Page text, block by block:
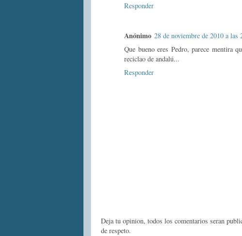
Responder
Anónimo 28 de noviembre de 2010 a las
Que bueno eres Pedro, parece mentira
reciclao de andalú...
Responder
Deja tu opinion, todos los comentarios seran
de respeto.